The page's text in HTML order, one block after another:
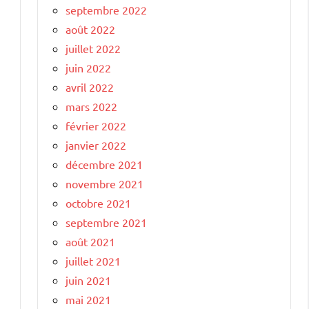
septembre 2022
août 2022
juillet 2022
juin 2022
avril 2022
mars 2022
février 2022
janvier 2022
décembre 2021
novembre 2021
octobre 2021
septembre 2021
août 2021
juillet 2021
juin 2021
mai 2021